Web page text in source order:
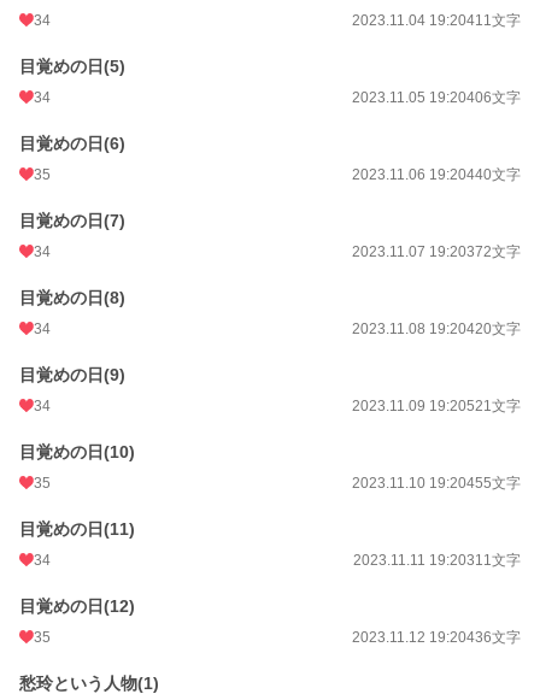
34 2023.11.04 19:20411文字
目覚めの日(5)
34 2023.11.05 19:20406文字
目覚めの日(6)
35 2023.11.06 19:20440文字
目覚めの日(7)
34 2023.11.07 19:20372文字
目覚めの日(8)
34 2023.11.08 19:20420文字
目覚めの日(9)
34 2023.11.09 19:20521文字
目覚めの日(10)
35 2023.11.10 19:20455文字
目覚めの日(11)
34 2023.11.11 19:20311文字
目覚めの日(12)
35 2023.11.12 19:20436文字
愁玲という人物(1)